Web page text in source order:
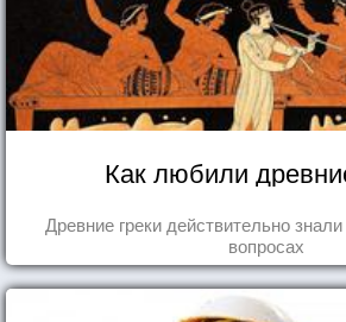
Как любили
Древние греки действительно
вопросах